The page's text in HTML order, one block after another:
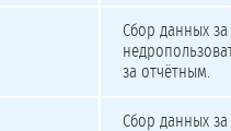
Сбор данных
за отчётным.
Сбор данных